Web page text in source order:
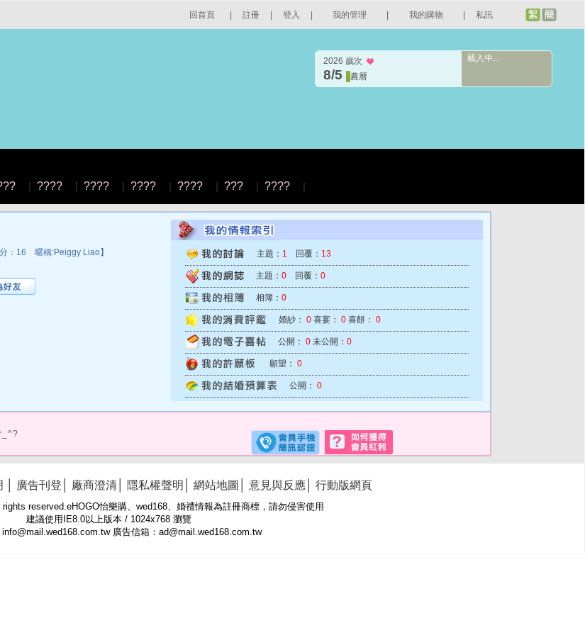
回首頁 註冊 登入 我的管理 我的購物 私訊
2026 歲次
8/5 農曆
載入中...
| ???? | ???? | ???? | ???? | ??? | ???? |
：16 暱稱:Peiggy Liao】
主題： 1 回覆： 13
主題： 0 回覆： 0
相簿： 0
婚紗： 0 喜宴： 0 喜餅： 0
公開： 0 未公開： 0
願望： 0
公開： 0
廣告刊登 廠商澄清 隱私權聲明 網站地圖 意見與反應 行動版網頁
reserved.eHOGO怡樂購、wed168、婚禮情報為註冊商標，請勿侵害使用
建議使用IE8.0以上版本 / 1024x768 瀏覽
廣告信箱：ad@mail.wed168.com.tw